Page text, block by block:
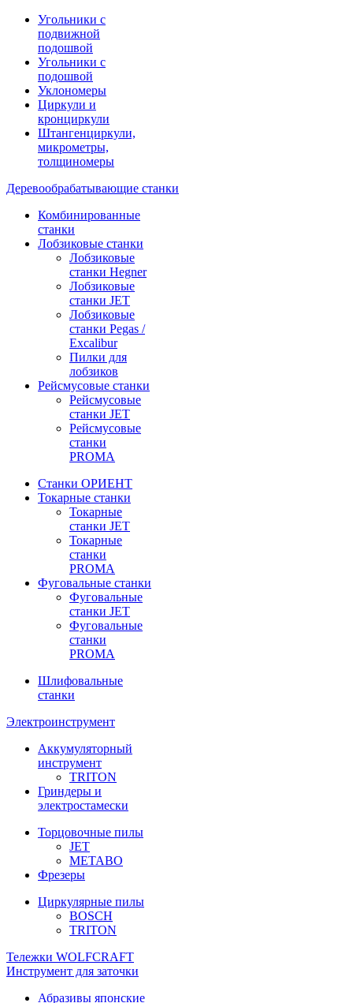
Угольники с
подвижной
подошвой
Угольники с
подошвой
Уклономеры
Циркули и
кронциркули
Штангенциркули,
микрометры,
толщиномеры
Деревообрабатывающие станки
Комбинированные
станки
Лобзиковые станки
Лобзиковые
станки Hegner
Лобзиковые
станки JET
Лобзиковые
станки Pegas /
Excalibur
Пилки для
лобзиков
Рейсмусовые станки
Рейсмусовые
станки JET
Рейсмусовые
станки
PROMA
Станки ОРИЕНТ
Токарные станки
Toкарные
станки JET
Токарные
станки
PROMA
Фуговальные станки
Фуговальные
станки JET
Фуговальные
станки
PROMA
Шлифовальные
станки
Электроинструмент
Аккумуляторный
инструмент
TRITON
Гриндеры и
электростамески
Торцовочные пилы
JET
METABO
Фрезеры
Циркулярные пилы
BOSCH
TRITON
Тележки WOLFCRAFT
Инструмент для заточки
Абразивы японские